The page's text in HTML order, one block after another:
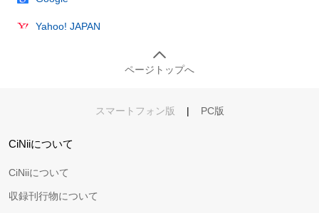
Yahoo! JAPAN
ページトップへ
スマートフォン版 | PC版
CiNiiについて
CiNiiについて
収録刊行物について